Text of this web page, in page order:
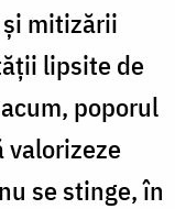
mitizării
lipsite de
poporul
valorizeze
se stinge, în